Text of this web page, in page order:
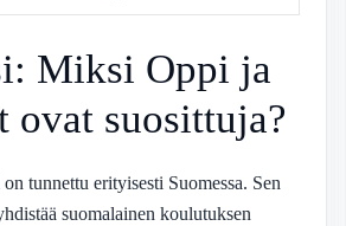
Miksi Oppi ja
suosittuja?
tunnettu erityisesti Suomessa. Sen
suomalainen koulutuksen